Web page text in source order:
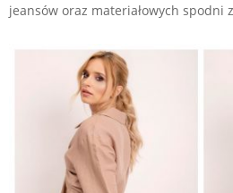
jeansów oraz materiałowych spodni